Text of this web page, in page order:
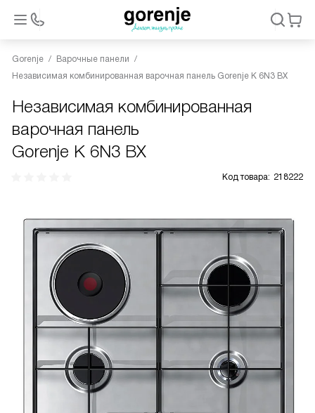
Gorenje
Варочные панели
Независимая комбинированная варочная панель Gorenje K 6N3 BX
Независимая комбинированная
варочная панель
Gorenje K 6N3 BX
Код товара: 218222